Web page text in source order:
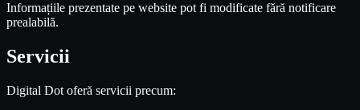
Informațiile prezentate pe website pot fi modificate fără notificare
prealabilă.
Servicii
Digital Dot oferă servicii precum: